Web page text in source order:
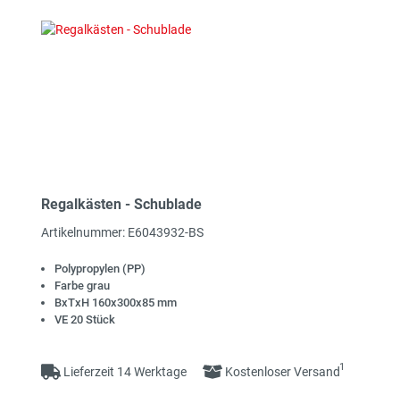
Regalkästen - Schublade
Artikelnummer: E6043932-BS
Polypropylen (PP)
Farbe grau
BxTxH 160x300x85 mm
VE 20 Stück
Lieferzeit 14 Werktage Kostenloser Versand1